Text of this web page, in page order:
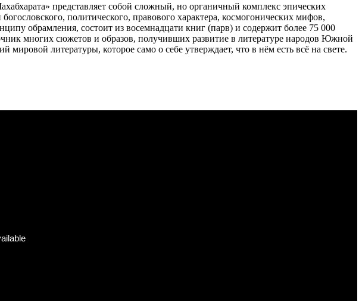
представляет собой сложный, но органичный комплекс эпических
политического, правового характера, космогонических мифов,
обрамления, состоит из восемнадцати книг (парв) и содержит более 75 000
многих сюжетов и образов, получивших развитие в литературе народов Южной
литературы, которое само о себе утверждает, что в нём есть всё на свете.